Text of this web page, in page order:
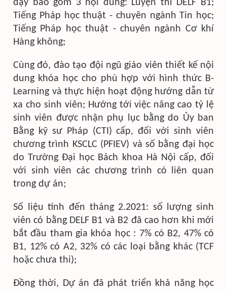
dạy bao gồm 3 nội dung: Luyện thi DELF B1;
Tiếng Pháp học thuật - chuyên ngành Tin học;
Tiếng Pháp học thuật - chuyên ngành Cơ khí
Hàng không;
Cùng đó, đào tạo đội ngũ giáo viên thiết kế nội
dung khóa học cho phù hợp với hình thức B-
Learning và thực hiện hoạt động hướng dẫn từ
xa cho sinh viên; Hướng tới việc nâng cao tỷ lệ
sinh viên được nhận phụ lục bằng do Ủy ban
Bằng kỹ sư Pháp (CTI) cấp, đối với sinh viên
chương trình KSCLC (PFIEV) và số bằng đại học
do Trường Đại học Bách khoa Hà Nội cấp, đối
với sinh viên các chương trình có liên quan
trong dự án;
Số liệu tính đến tháng 2.2021: số lượng sinh
viên có bằng DELF B1 và B2 đã cao hơn khi mới
bắt đầu tham gia khóa học : 7% có B2, 47% có
B1, 12% có A2, 32% có các loại bằng khác (TCF
hoặc chưa thi);
Đồng thời, Dự án đã phát triển khả năng học